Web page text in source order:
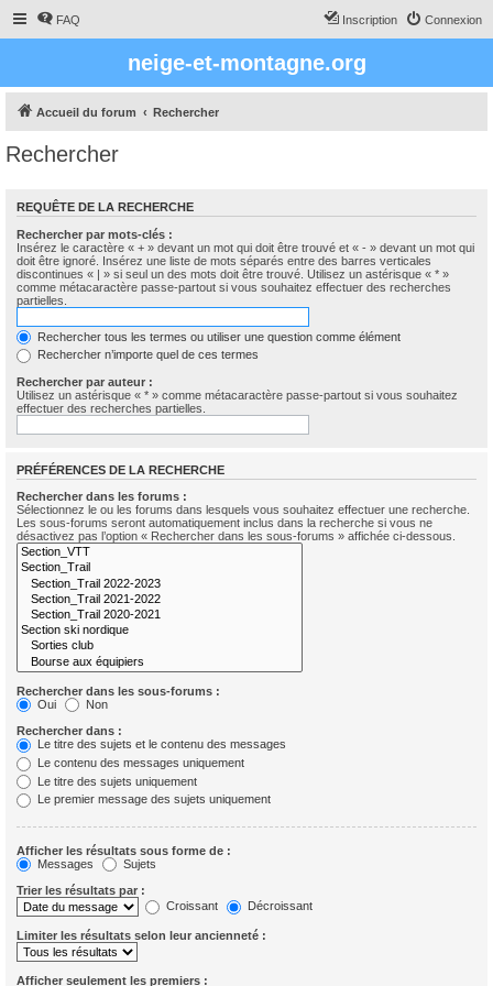
FAQ Connexion
Inscription
neige-et-montagne.org
Accueil du forum Rechercher
Rechercher
REQUÊTE DE LA RECHERCHE
Rechercher par mots-clés :
Insérez le caractère « + » devant un mot qui doit être trouvé et « - » devant un mot qui
doit être ignoré. Insérez une liste de mots séparés entre des barres verticales
discontinues « | » si seul un des mots doit être trouvé. Utilisez un astérisque « * »
comme métacaractère passe-partout si vous souhaitez effectuer des recherches
partielles.
Rechercher tous les termes ou utiliser une question comme élément
Rechercher n’importe quel de ces termes
Rechercher par auteur :
Utilisez un astérisque « * » comme métacaractère passe-partout si vous souhaitez
effectuer des recherches partielles.
PRÉFÉRENCES DE LA RECHERCHE
Rechercher dans les forums :
Sélectionnez le ou les forums dans lesquels vous souhaitez effectuer une recherche.
Les sous-forums seront automatiquement inclus dans la recherche si vous ne
désactivez pas l’option « Rechercher dans les sous-forums » affichée ci-dessous.
Rechercher dans les sous-forums :
Oui
Non
Rechercher dans :
Le titre des sujets et le contenu des messages
Le contenu des messages uniquement
Le titre des sujets uniquement
Le premier message des sujets uniquement
Afficher les résultats sous forme de :
Messages
Sujets
Trier les résultats par :
Croissant
Décroissant
Limiter les résultats selon leur ancienneté :
Afficher seulement les premiers :